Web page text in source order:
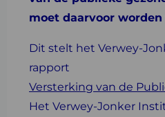
moet daarvoor
Dit stelt het Verwey-
rapport
Versterking van de
Het Verwey-Jonker